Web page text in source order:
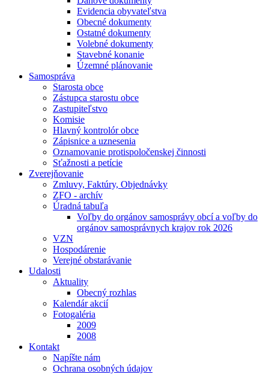
Evidencia obyvateľstva
Obecné dokumenty
Ostatné dokumenty
Volebné dokumenty
Stavebné konanie
Územné plánovanie
Samospráva
Starosta obce
Zástupca starostu obce
Zastupiteľstvo
Komisie
Hlavný kontrolór obce
Zápisnice a uznesenia
Oznamovanie protispoločenskej činnosti
Sťažnosti a petície
Zverejňovanie
Zmluvy, Faktúry, Objednávky
ZFO - archív
Úradná tabuľa
Voľby do orgánov samosprávy obcí a voľby do
orgánov samosprávnych krajov rok 2026
VZN
Hospodárenie
Verejné obstarávanie
Udalosti
Aktuality
Obecný rozhlas
Kalendár akcií
Fotogaléria
2009
2008
Kontakt
Napíšte nám
Ochrana osobných údajov